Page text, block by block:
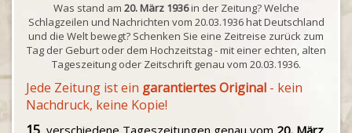
Was stand am 20. März 1936in der Zeitung? Welche
Schlagzeilen und Nachrichten vom 20.03.1936 hat Deutschland
und die Welt bewegt? Schenken Sie eine Zeitreise zurück zum
Tag der Geburt oder dem Hochzeitstag - mit einer echten, alten
Tageszeitung oder Zeitschrift genau vom 20.03.1936.
Jede Zeitung ist ein garantiertes Original - kein
Nachdruck, keine Kopie!
verschiedene Tageszeitungen genau vom 20. März